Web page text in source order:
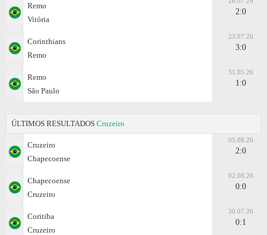
Remo
Vitória
2:0
Corinthians
Remo
23.07.26
3:0
Remo
São Paulo
31.05.26
1:0
ÚLTIMOS RESULTADOS Cruzeiro
Cruzeiro
Chapecoense
05.08.26
2:0
Chapecoense
Cruzeiro
02.08.26
0:0
Coritiba
Cruzeiro
30.07.26
0:1